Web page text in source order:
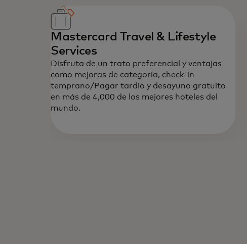
Mastercard Travel & Lifestyle
Services
Disfruta de un trato preferencial y ventajas
como mejoras de categoría, check-in
temprano/Pagar tardío y desayuno gratuito
en más de 4,000 de los mejores hoteles del
mundo.